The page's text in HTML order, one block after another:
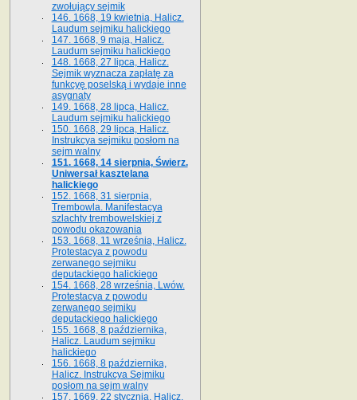
zwołujący sejmik
146. 1668, 19 kwietnia, Halicz.
Laudum sejmiku halickiego
147. 1668, 9 maja, Halicz.
Laudum sejmiku halickiego
148. 1668, 27 lipca, Halicz.
Sejmik wyznacza zapłatę za
funkcyę poselską i wydaje inne
asygnaty
149. 1668, 28 lipca, Halicz.
Laudum sejmiku halickiego
150. 1668, 29 lipca, Halicz.
Instrukcya sejmiku posłom na
sejm walny
151. 1668, 14 sierpnia, Świerz.
Uniwersał kasztelana
halickiego
152. 1668, 31 sierpnia,
Trembowla. Manifestacya
szlachty trembowelskiej z
powodu okazowania
153. 1668, 11 września, Halicz.
Protestacya z powodu
zerwanego sejmiku
deputackiego halickiego
154. 1668, 28 września, Lwów.
Protestacya z powodu
zerwanego sejmiku
deputackiego halickiego
155. 1668, 8 października,
Halicz. Laudum sejmiku
halickiego
156. 1668, 8 października,
Halicz. Instrukcya Sejmiku
posłom na sejm walny
157. 1669, 22 stycznia, Halicz.